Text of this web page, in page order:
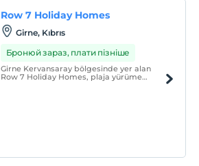
Row 7 Holiday Homes
Girne, Kıbrıs
Бронюй зараз, плати пізніше
Girne Kervansaray bölgesinde yer alan
Row 7 Holiday Homes, plaja yürüme